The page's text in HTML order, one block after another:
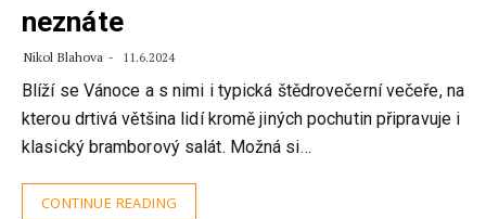
neznáte
Nikol Blahova 11.6.2024
Blíží se Vánoce a s nimi i typická štědrovečerní večeře, na
kterou drtivá většina lidí kromě jiných pochutin připravuje i
klasický bramborový salát. Možná si…
CONTINUE READING